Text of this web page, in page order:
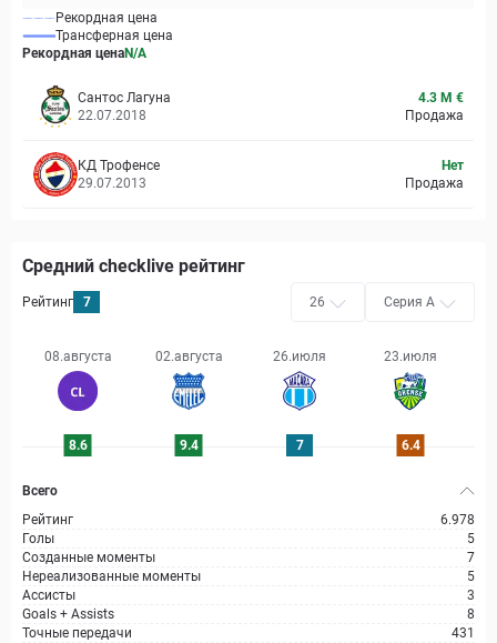
Рекордная цена
Трансферная цена
Рекордная ценаN/A
Сантос Лагуна
22.07.2018
4.3 M €
Продажа
КД Трофенсе
29.07.2013
Нет
Продажа
Средний checklive рейтинг
Рейтинг 7 26 Серия А
08.августа 02.августа 26.июля 23.июля
8.6 9.4 7 6.4
Всего
Рейтинг
6.978
Голы
5
Созданные моменты
7
Нереализованные моменты
5
Ассисты
3
Goals + Assists
8
Точные передачи
431